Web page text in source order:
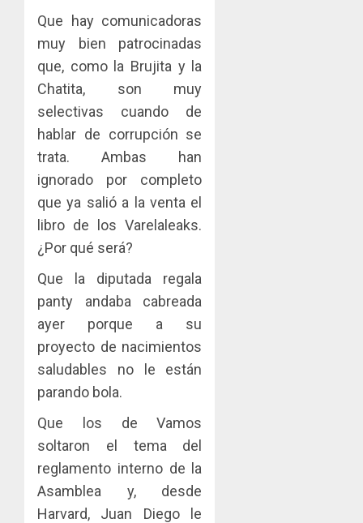
Que hay comunicadoras
muy bien patrocinadas
que, como la Brujita y la
Chatita, son muy
selectivas cuando de
hablar de corrupción se
trata. Ambas han
ignorado por completo
que ya salió a la venta el
libro de los Varelaleaks.
¿Por qué será?
Que la diputada regala
panty andaba cabreada
ayer porque a su
proyecto de nacimientos
saludables no le están
parando bola.
Que los de Vamos
soltaron el tema del
reglamento interno de la
Asamblea y, desde
Harvard, Juan Diego le